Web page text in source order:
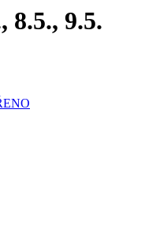
8.5., 9.5.